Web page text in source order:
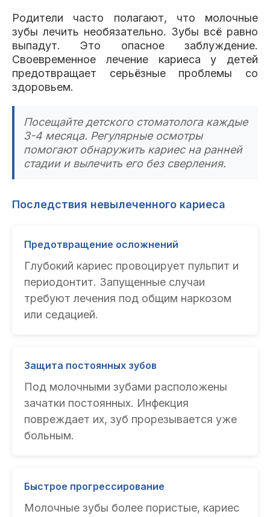
Сотрудники Контакты
Родители часто полагают, что молочные
зубы лечить необязательно. Зубы всё равно
выпадут. Это опасное заблуждение.
Своевременное лечение кариеса у детей
предотвращает серьёзные проблемы со
здоровьем.
Посещайте детского стоматолога каждые
3-4 месяца. Регулярные осмотры
помогают обнаружить кариес на ранней
стадии и вылечить его без сверления.
Последствия невылеченного кариеса
Предотвращение осложнений
Глубокий кариес провоцирует пульпит и
периодонтит. Запущенные случаи
требуют лечения под общим наркозом
или седацией.
Защита постоянных зубов
Под молочными зубами расположены
зачатки постоянных. Инфекция
повреждает их, зуб прорезывается уже
больным.
Быстрое прогрессирование
Молочные зубы более пористые, кариес